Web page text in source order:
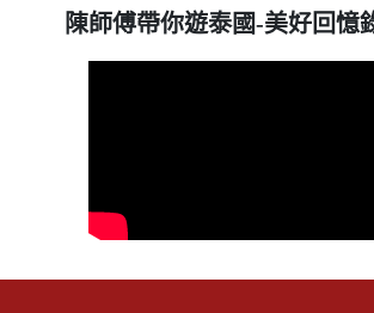
陳師傅帶你遊泰國-美好回憶